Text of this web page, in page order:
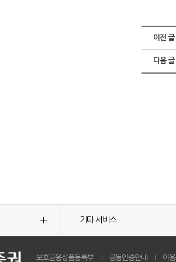
이전 글
다음 글
기타 서비스
보호금융상품등록부 공동인증안내 이